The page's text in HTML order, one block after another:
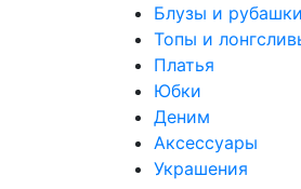
Блузы и рубашки
Топы и
Платья
Юбки
Деним
Аксессуары
Украшения